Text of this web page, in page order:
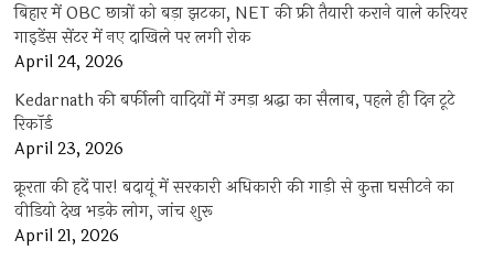
बिहार में OBC छात्रों को बड़ा झटका, NET की फ्री तैयारी कराने वाले करियर
गाइडेंस सेंटर में नए दाखिले पर लगी रोक
April 24, 2026
Kedarnath की बर्फीली वादियों में उमड़ा श्रद्धा का सैलाब, पहले ही दिन टूटे
रिकॉर्ड
April 23, 2026
क्रूरता की हदें पार! बदायूं में सरकारी अधिकारी की गाड़ी से कुत्ता घसीटने का
वीडियो देख भड़के लोग, जांच शुरू
April 21, 2026